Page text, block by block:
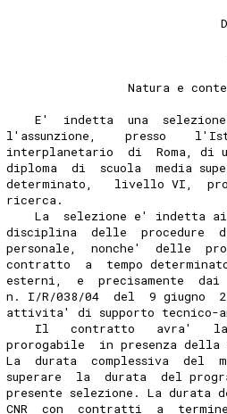
Natura e
E'  indetta  una
l'assunzione,    presso
interplanetario  di  Roma, di
diploma  di  scuola  media
determinato,   livello VI,
ricerca.
La  selezione e' indetta
disciplina  delle
personale,  nonche'  delle
contratto  a  tempo
esterni,  e  precisamente
n. I/R/038/04  del  9 giugno
attivita' di supporto tecnico-
Il   contratto   avra'
prorogabile  in presenza
La  durata  complessiva  del
superare  la  durata  del
presente selezione. La
CNR  con  contratti  a